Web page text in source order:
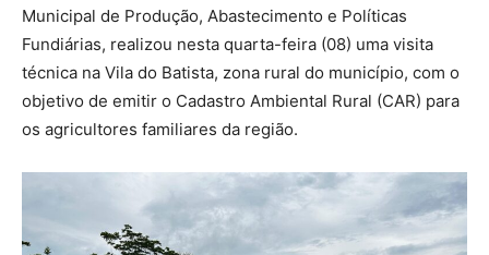
Municipal de Produção, Abastecimento e Políticas
Fundiárias, realizou nesta quarta-feira (08) uma visita
técnica na Vila do Batista, zona rural do município, com o
objetivo de emitir o Cadastro Ambiental Rural (CAR) para
os agricultores familiares da região.